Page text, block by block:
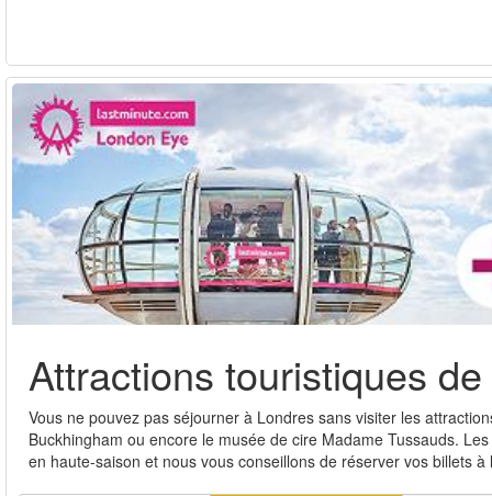
Attractions touristiques
Vous ne pouvez pas séjourner à Londres sans visiter les
Buckhingham ou encore le musée de cire Madame Tussauds.
en haute-saison et nous vous conseillons de réserver vos billets